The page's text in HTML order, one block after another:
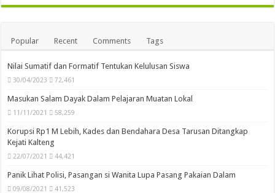
Popular Recent Comments Tags
Nilai Sumatif dan Formatif Tentukan Kelulusan Siswa
30/04/2023 72,461
Masukan Salam Dayak Dalam Pelajaran Muatan Lokal
11/11/2021 58,259
Korupsi Rp1 M Lebih, Kades dan Bendahara Desa Tarusan Ditangkap
Kejati Kalteng
22/07/2021 44,421
Panik Lihat Polisi, Pasangan si Wanita Lupa Pasang Pakaian Dalam
09/08/2021 41,523